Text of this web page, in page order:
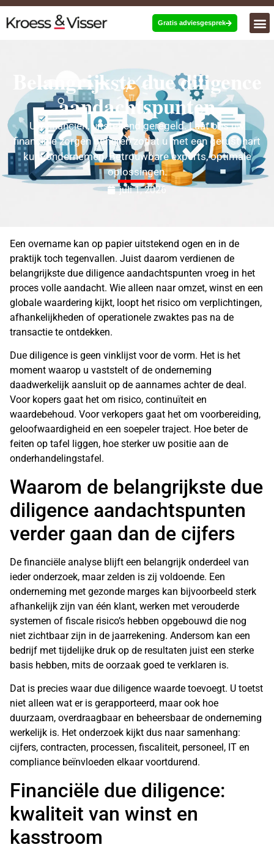
Gratis adviesgesprek
Belangrijkste due diligence
aandachtspunten
Uw financiën, uitstekend geregeld. Laat ons uw
financiële zorgen beheren zodat u met een gerust hart
kunt ondernemen. Betrouwbare experts, optimale
oplossingen.
juli 1, 2026
Een overname kan op papier uitstekend ogen en in de
praktijk toch tegenvallen. Juist daarom verdienen de
belangrijkste due diligence aandachtspunten vroeg in het
proces volle aandacht. Wie alleen naar omzet, winst en een
globale waardering kijkt, loopt het risico om verplichtingen,
afhankelijkheden of operationele zwaktes pas na de
transactie te ontdekken.
Due diligence is geen vinklijst voor de vorm. Het is het
moment waarop u vaststelt of de onderneming
daadwerkelijk aansluit op de aannames achter de deal.
Voor kopers gaat het om risico, continuïteit en
waardebehoud. Voor verkopers gaat het om voorbereiding,
geloofwaardigheid en een soepeler traject. Hoe beter de
feiten op tafel liggen, hoe sterker uw positie aan de
onderhandelingstafel.
Waarom de belangrijkste due
diligence aandachtspunten
verder gaan dan de cijfers
De financiële analyse blijft een belangrijk onderdeel van
ieder onderzoek, maar zelden is zij voldoende. Een
onderneming met gezonde marges kan bijvoorbeeld sterk
afhankelijk zijn van één klant, werken met verouderde
systemen of fiscale risico’s hebben opgebouwd die nog
niet zichtbaar zijn in de jaarrekening. Andersom kan een
bedrijf met tijdelijke druk op de resultaten juist een sterke
basis hebben, mits de oorzaak goed te verklaren is.
Dat is precies waar due diligence waarde toevoegt. U toetst
niet alleen wat er is gerapporteerd, maar ook hoe
duurzaam, overdraagbaar en beheersbaar de onderneming
werkelijk is. Het onderzoek kijkt dus naar samenhang:
cijfers, contracten, processen, fiscaliteit, personeel, IT en
compliance beïnvloeden elkaar voortdurend.
Financiële due diligence:
kwaliteit van winst en
kasstroom